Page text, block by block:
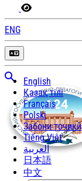
ENG
English
Қазақ тілі
Français
Polski
Забони тоҷикӣ
Tiếng Việt
العربية
日本語
中文